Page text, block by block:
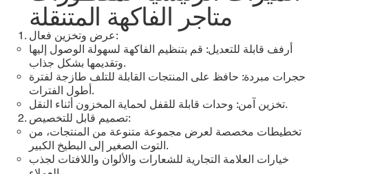
متاجر الفاكهة المتنقلة
عرض وتخزين فعال:
أرفف قابلة للتعديل: قم بتنظيم الفاكهة لسهولة الوصول إليها
وتقديمها بشكل جذاب.
حجرات مبردة: حافظ على المنتجات القابلة للتلف طازجة لفترة
أطول الفترات.
تخزين آمن: وحدات قابلة للقفل لحماية المخزون أثناء النقل.
تصميم قابل للتخصيص:
تخطيطات مخصصة لعرض مجموعة متنوعة من المنتجات، من
التوت الصغير إلى البطيخ الكبير.
خيارات العلامة التجارية للشعارات والألوان واللافتات لجذب